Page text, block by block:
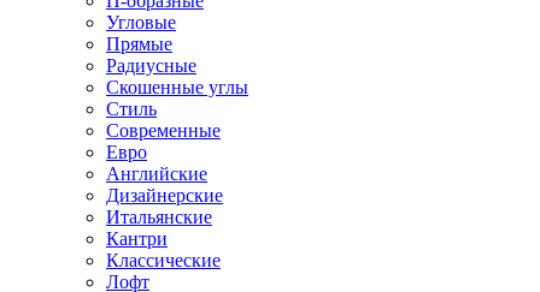
Угловые
Прямые
Радиусные
Скошенные углы
Стиль
Современные
Евро
Английские
Дизайнерские
Итальянские
Кантри
Классические
Лофт